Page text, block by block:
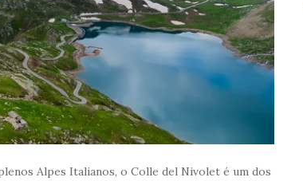
Alpes Italianos, o Colle del Nivolet é um dos